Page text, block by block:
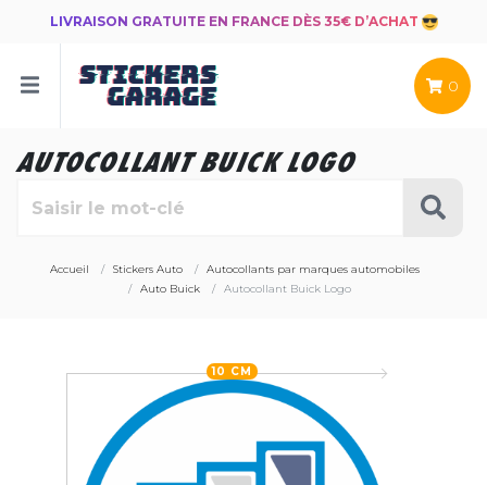
LIVRAISON GRATUITE EN FRANCE DÈS 35€ D’ACHAT
0
AUTOCOLLANT BUICK LOGO
Accueil Stickers Auto
Autocollants par marques automobiles
Auto Buick
Autocollant Buick Logo
10 CM